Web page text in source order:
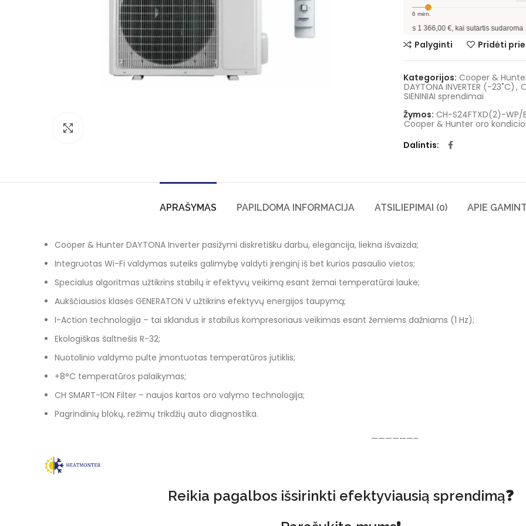
6 mėn.
Pavyzdžiui, skolinantis €, kai sutartis sudaroma12mėn.
Palyginti Pridėti
Kategorijos: Cooper &
DAYTONA INVERTER (-23˚C) ,
SIENINIAI sprendimai
Žymos: CH-S24FTXD(2)-WP/
Cooper & Hunter oro
Dalintis
APRAŠYMAS PAPILDOMA INFORMACIJA ATSILIEPIMAI (0) APIE
Cooper & Hunter DAYTONA Inverter pasižymi diskretišku darbu, elegancija, liekna išvaizda;
Integruotas Wi-Fi valdymas suteiks galimybę valdyti įrenginį iš bet kurios pasaulio vietos;
Specialus algoritmas užtikrins stabilų ir efektyvų veikimą esant žemai temperatūrai lauke;
Aukščiausios klasės GENERATON V užtikrins efektyvų energijos taupymą;
I-Action technologija – tai sklandus ir stabilus kompresoriaus veikimas esant žemiems dažniams (1 Hz);
Ekologiškas šaltnešis R-32;
Nuotolinio valdymo pulte įmontuotas temperatūros jutiklis;
+8°C temperatūros palaikymas;
CH SMART-ION Filter – naujos kartos oro valymo technologija;
Pagrindinių blokų, režimų trikdžių auto diagnostika.
——————–
Reikia pagalbos išsirinkti efektyviausią sprendimą❓